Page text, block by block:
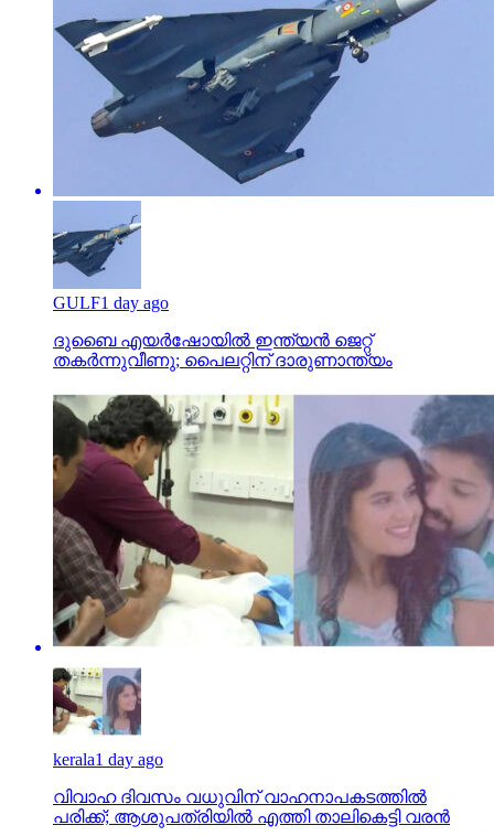
GULF1 day ago
ദുബൈ എയര്‍ഷോയില്‍ ഇന്ത്യന്‍ ജെറ്റ്
തകര്‍ന്നുവീണു; പൈലറ്റിന് ദാരുണാന്ത്യം
kerala1 day ago
വിവാഹ ദിവസം വധുവിന് വാഹനാപകടത്തില്‍
പരിക്ക്; ആശുപത്രിയില്‍ എത്തി താലികെട്ടി വരന്‍